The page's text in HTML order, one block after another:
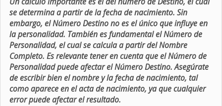
se determina a partir de la fecha de nacimiento. Sin
embargo, el Número Destino no es el único que influye en
la personalidad. También es fundamental el Número de
Personalidad, el cual se calcula a partir del Nombre
Completo. Es relevante tener en cuenta que el Número de
Personalidad puede afectar el Número Destino. Asegúrate
de escribir bien el nombre y la fecha de nacimiento, tal
como aparece en el acta de nacimiento, ya que cualquier
error puede afectar el resultado.